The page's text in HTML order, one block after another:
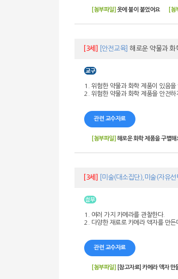
[첨부파일] 옷에 불이 붙었어요 [첨
[3세] [안전교육] 해로운 약물과 화
1. 위험한 약물과 화학 제품이 있음을
2. 위험한 약물과 화학 제품을 안전하
관련 교수자료
[첨부파일] 해로운 화학 제품을 구별해
[3세] [미술(대소집단),미술(자유선
1. 여러 가지 카메라를 관찰한다.
2. 다양한 재료로 카메라 액자를 만든
관련 교수자료
[첨부파일] [참고자료] 카메라 액자 만